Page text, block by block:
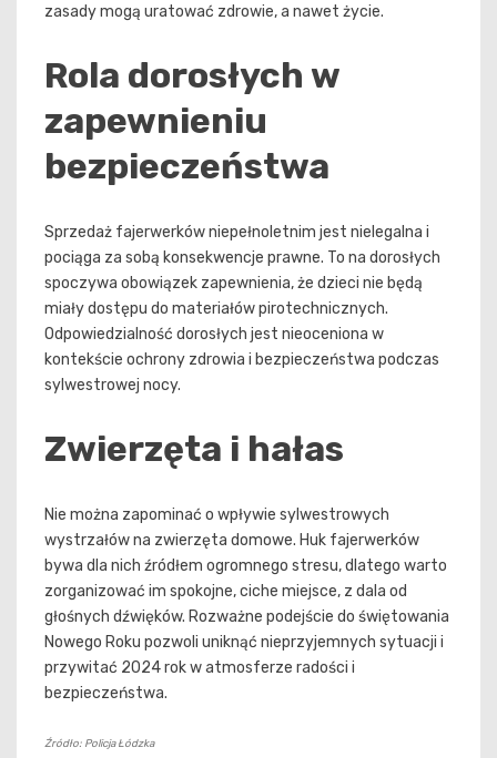
zasady mogą uratować zdrowie, a nawet życie.
Rola dorosłych w
zapewnieniu
bezpieczeństwa
Sprzedaż fajerwerków niepełnoletnim jest nielegalna i
pociąga za sobą konsekwencje prawne. To na dorosłych
spoczywa obowiązek zapewnienia, że dzieci nie będą
miały dostępu do materiałów pirotechnicznych.
Odpowiedzialność dorosłych jest nieoceniona w
kontekście ochrony zdrowia i bezpieczeństwa podczas
sylwestrowej nocy.
Zwierzęta i hałas
Nie można zapominać o wpływie sylwestrowych
wystrzałów na zwierzęta domowe. Huk fajerwerków
bywa dla nich źródłem ogromnego stresu, dlatego warto
zorganizować im spokojne, ciche miejsce, z dala od
głośnych dźwięków. Rozważne podejście do świętowania
Nowego Roku pozwoli uniknąć nieprzyjemnych sytuacji i
przywitać 2024 rok w atmosferze radości i
bezpieczeństwa.
Źródło: Policja Łódzka